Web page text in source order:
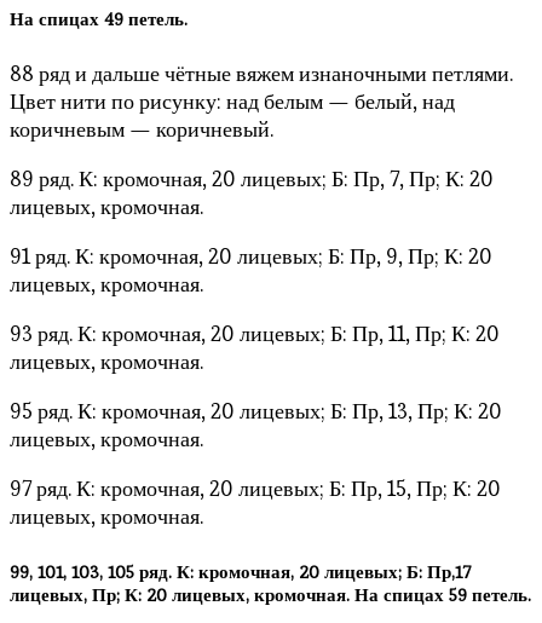
На спицах 49 петель.
88 ряд и дальше чётные вяжем изнаночными петлями.
Цвет нити по рисунку: над белым — белый, над
коричневым — коричневый.
89 ряд. К: кромочная, 20 лицевых; Б: Пр, 7, Пр; К: 20
лицевых, кромочная.
91 ряд. К: кромочная, 20 лицевых; Б: Пр, 9, Пр; К: 20
лицевых, кромочная.
93 ряд. К: кромочная, 20 лицевых; Б: Пр, 11, Пр; К: 20
лицевых, кромочная.
95 ряд. К: кромочная, 20 лицевых; Б: Пр, 13, Пр; К: 20
лицевых, кромочная.
97 ряд. К: кромочная, 20 лицевых; Б: Пр, 15, Пр; К: 20
лицевых, кромочная.
99, 101, 103, 105 ряд. К: кромочная, 20 лицевых; Б: Пр,17
лицевых, Пр; К: 20 лицевых, кромочная. На спицах 59 петель.